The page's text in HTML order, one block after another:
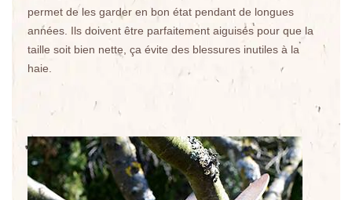
permet de les garder en bon état pendant de longues
années. Ils doivent être parfaitement aiguisés pour que la
taille soit bien nette, ça évite des blessures inutiles à la
haie.